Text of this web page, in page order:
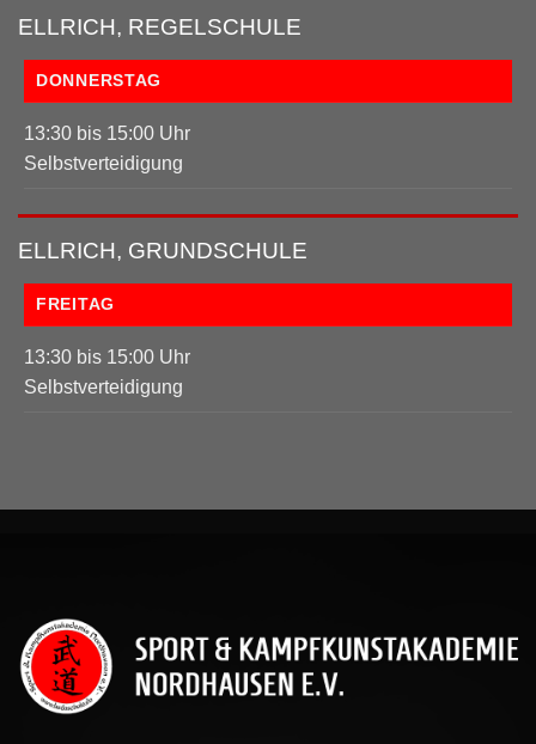
ELLRICH, REGELSCHULE
DONNERSTAG
13:30 bis 15:00 Uhr
Selbstverteidigung
ELLRICH, GRUNDSCHULE
FREITAG
13:30 bis 15:00 Uhr
Selbstverteidigung